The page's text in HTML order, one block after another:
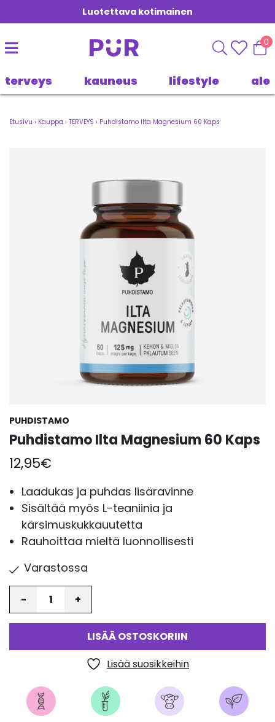
Luotettava kotimainen
0
terveys kauneus lifestyle ale
Etusivu › Kauppa › TERVEYS › Puhdistamo Ilta Magnesium 60 Kaps
PUHDISTAMO
Puhdistamo Ilta Magnesium 60 Kaps
12,95€
Laadukas ja puhdas lisäravinne
Sisältää myös L-teaniinia ja
kärsimuskukkauutetta
Rauhoittaa mieltä luonnollisesti
Varastossa
LISÄÄ OSTOSKORIIN
Lisää suosikkeihin